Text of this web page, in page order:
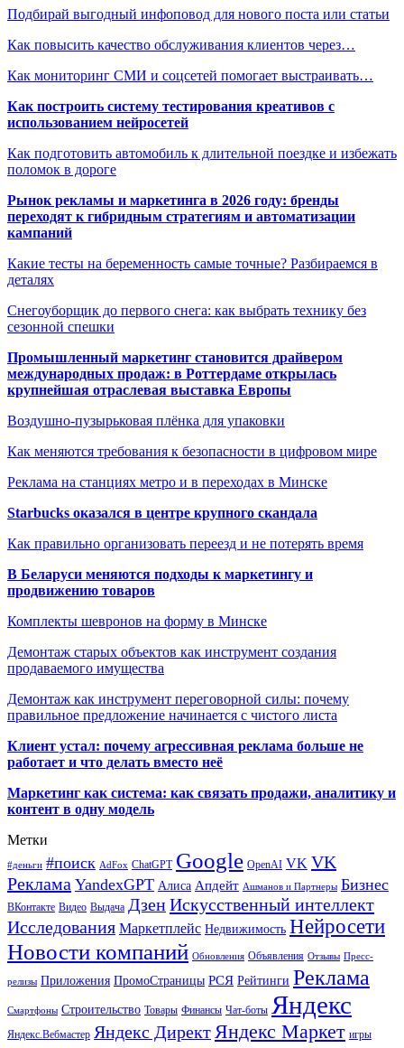
Подбирай выгодный инфоповод для нового поста или статьи
Как повысить качество обслуживания клиентов через…
Как мониторинг СМИ и соцсетей помогает выстраивать…
Как построить систему тестирования креативов с
использованием нейросетей
Как подготовить автомобиль к длительной поездке и избежать
поломок в дороге
Рынок рекламы и маркетинга в 2026 году: бренды
переходят к гибридным стратегиям и автоматизации
кампаний
Какие тесты на беременность самые точные? Разбираемся в
деталях
Снегоуборщик до первого снега: как выбрать технику без
сезонной спешки
Промышленный маркетинг становится драйвером
международных продаж: в Роттердаме открылась
крупнейшая отраслевая выставка Европы
Воздушно-пузырьковая плёнка для упаковки
Как меняются требования к безопасности в цифровом мире
Реклама на станциях метро и в переходах в Минске
Starbucks оказался в центре крупного скандала
Как правильно организовать переезд и не потерять время
В Беларуси меняются подходы к маркетингу и
продвижению товаров
Комплекты шевронов на форму в Минске
Демонтаж старых объектов как инструмент создания
продаваемого имущества
Демонтаж как инструмент переговорной силы: почему
правильное предложение начинается с чистого листа
Клиент устал: почему агрессивная реклама больше не
работает и что делать вместо неё
Маркетинг как система: как связать продажи, аналитику и
контент в одну модель
Метки
#деньги #поиск AdFox ChatGPT Google OpenAI VK VK
Реклама YandexGPT Алиса Апдейт Ашманов и Партнеры Бизнес
ВКонтакте Видео Выдача ДзенИскусственный интеллект
Исследования Маркетплейс Недвижимость Нейросети
Новости компаний Обновления Объявления Отзывы Пресс-
релизы Приложения ПромоСтраницы РСЯ Рейтинги Реклама
Смартфоны Строительство Товары Финансы Чат-боты Яндекс
Яндекс.Вебмастер Яндекс Директ Яндекс Маркет игры